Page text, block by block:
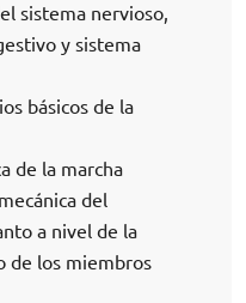
sistema nervioso,
y sistema
básicos de la
de la marcha
del
a nivel de la
de los miembros